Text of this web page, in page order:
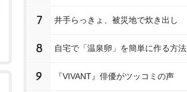
7 井手らっきょ、被災地で炊き出し
8 自宅で「温泉卵」を簡単に作る方法
9 『VIVANT』俳優がツッコミの声